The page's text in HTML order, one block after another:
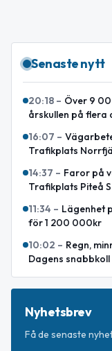
Senaste nytt
20:18 – Över 9
årskullen på flera
16:07 –
Trafikplats
14:37 – Faror på
Trafikplats Piteå S
11:34 – Lägenhet
för 1 200 000kr
10:02 – Regn,
Dagens snabbkoll
Nyhetsbrev
Få de senaste